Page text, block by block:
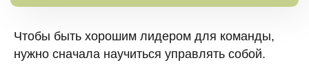
Чтобы быть хорошим лидером для команды,
нужно сначала научиться управлять собой.